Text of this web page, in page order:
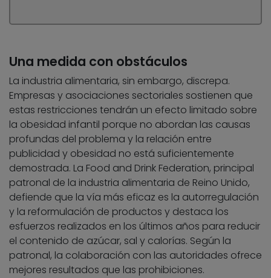
Una medida con obstáculos
La industria alimentaria, sin embargo, discrepa.
Empresas y asociaciones sectoriales sostienen que
estas restricciones tendrán un efecto limitado sobre
la obesidad infantil porque no abordan las causas
profundas del problema y la relación entre
publicidad y obesidad no está suficientemente
demostrada. La Food and Drink Federation, principal
patronal de la industria alimentaria de Reino Unido,
defiende que la vía más eficaz es la autorregulación
y la reformulación de productos y destaca los
esfuerzos realizados en los últimos años para reducir
el contenido de azúcar, sal y calorías. Según la
patronal, la colaboración con las autoridades ofrece
mejores resultados que las prohibiciones.